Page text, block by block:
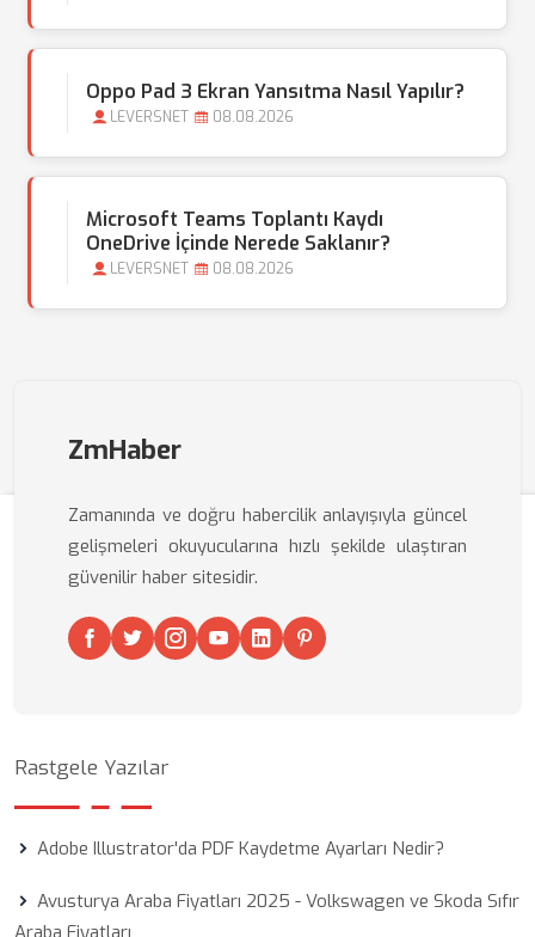
Oppo Pad 3 Ekran Yansıtma Nasıl Yapılır?
LEVERSNET 08.08.2026
Microsoft Teams Toplantı Kaydı
OneDrive İçinde Nerede Saklanır?
LEVERSNET 08.08.2026
ZmHaber
Zamanında ve doğru habercilik anlayışıyla güncel
gelişmeleri okuyucularına hızlı şekilde ulaştıran
güvenilir haber sitesidir.
Rastgele Yazılar
Adobe Illustrator'da PDF Kaydetme Ayarları Nedir?
Avusturya Araba Fiyatları 2025 - Volkswagen ve Skoda Sıfır
Araba Fiyatları